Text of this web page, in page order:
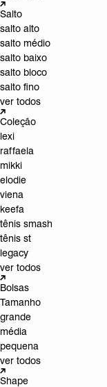
Salto
salto alto
salto médio
salto baixo
salto bloco
salto fino
ver todos
Coleção
lexi
raffaela
mikki
elodie
viena
keefa
tênis smash
tênis st
legacy
ver todos
Bolsas
Tamanho
grande
média
pequena
ver todos
Shape